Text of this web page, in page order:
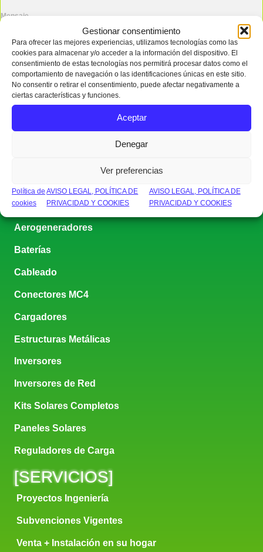
Gestionar consentimiento
Para ofrecer las mejores experiencias, utilizamos tecnologías como las
cookies para almacenar y/o acceder a la información del dispositivo. El
consentimiento de estas tecnologías nos permitirá procesar datos como el
comportamiento de navegación o las identificaciones únicas en este sitio.
No consentir o retirar el consentimiento, puede afectar negativamente a
ciertas características y funciones.
Aceptar
Denegar
Ver preferencias
Política de
cookies
AVISO LEGAL, POLÍTICA DE
PRIVACIDAD Y COOKIES
AVISO LEGAL, POLÍTICA DE
PRIVACIDAD Y COOKIES
Mensaje
0 / 180
Enviar
[EQUIPOS]
Aerogeneradores
Baterías
Cableado
Conectores MC4
Cargadores
Estructuras Metálicas
Inversores
Inversores de Red
Kits Solares Completos
Paneles Solares
Reguladores de Carga
[SERVICIOS]
Proyectos Ingeniería
Subvenciones Vigentes
Venta + Instalación en su hogar